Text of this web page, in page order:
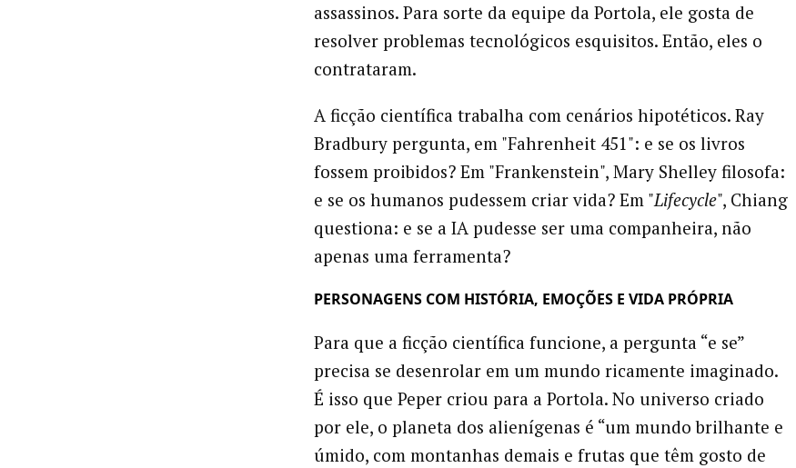
assassinos. Para sorte da equipe da Portola, ele gosta de
resolver problemas tecnológicos esquisitos. Então, eles o
contrataram.
A ficção científica trabalha com cenários hipotéticos. Ray
Bradbury pergunta, em "Fahrenheit 451": e se os livros
fossem proibidos? Em "Frankenstein", Mary Shelley filosofa:
e se os humanos pudessem criar vida? Em "Lifecycle", Chiang
questiona: e se a IA pudesse ser uma companheira, não
apenas uma ferramenta?
PERSONAGENS COM HISTÓRIA, EMOÇÕES E VIDA PRÓPRIA
Para que a ficção científica funcione, a pergunta “e se”
precisa se desenrolar em um mundo ricamente imaginado.
É isso que Peper criou para a Portola. No universo criado
por ele, o planeta dos alienígenas é “um mundo brilhante e
úmido, com montanhas demais e frutas que têm gosto de